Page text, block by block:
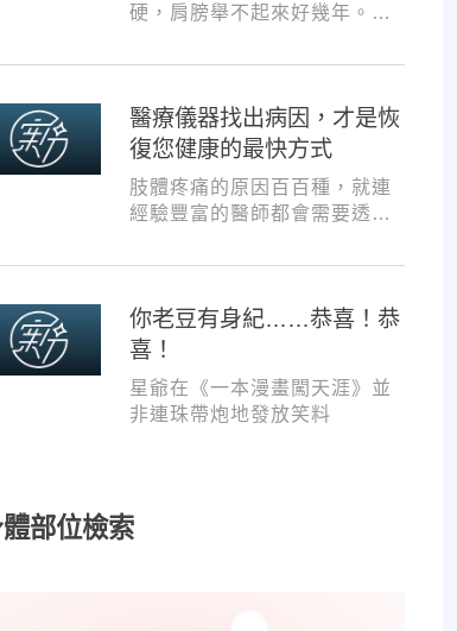
硬，肩膀舉不起來好幾年。試
品，但疼痛總是時好時壞。
醫療儀器找出病因，才是恢
復您健康的最快方式
肢體疼痛的原因百百種，就連
經驗豐富的醫師都會需要透過
一對一對症治療。如果沒有第
行多少次推拿、按摩，都難以
讓您徹底擺脫不適。
你老豆有身紀……恭喜！恭
喜！
星爺在《一本漫畫闖天涯》並
非連珠帶炮地發放笑料
部位檢索